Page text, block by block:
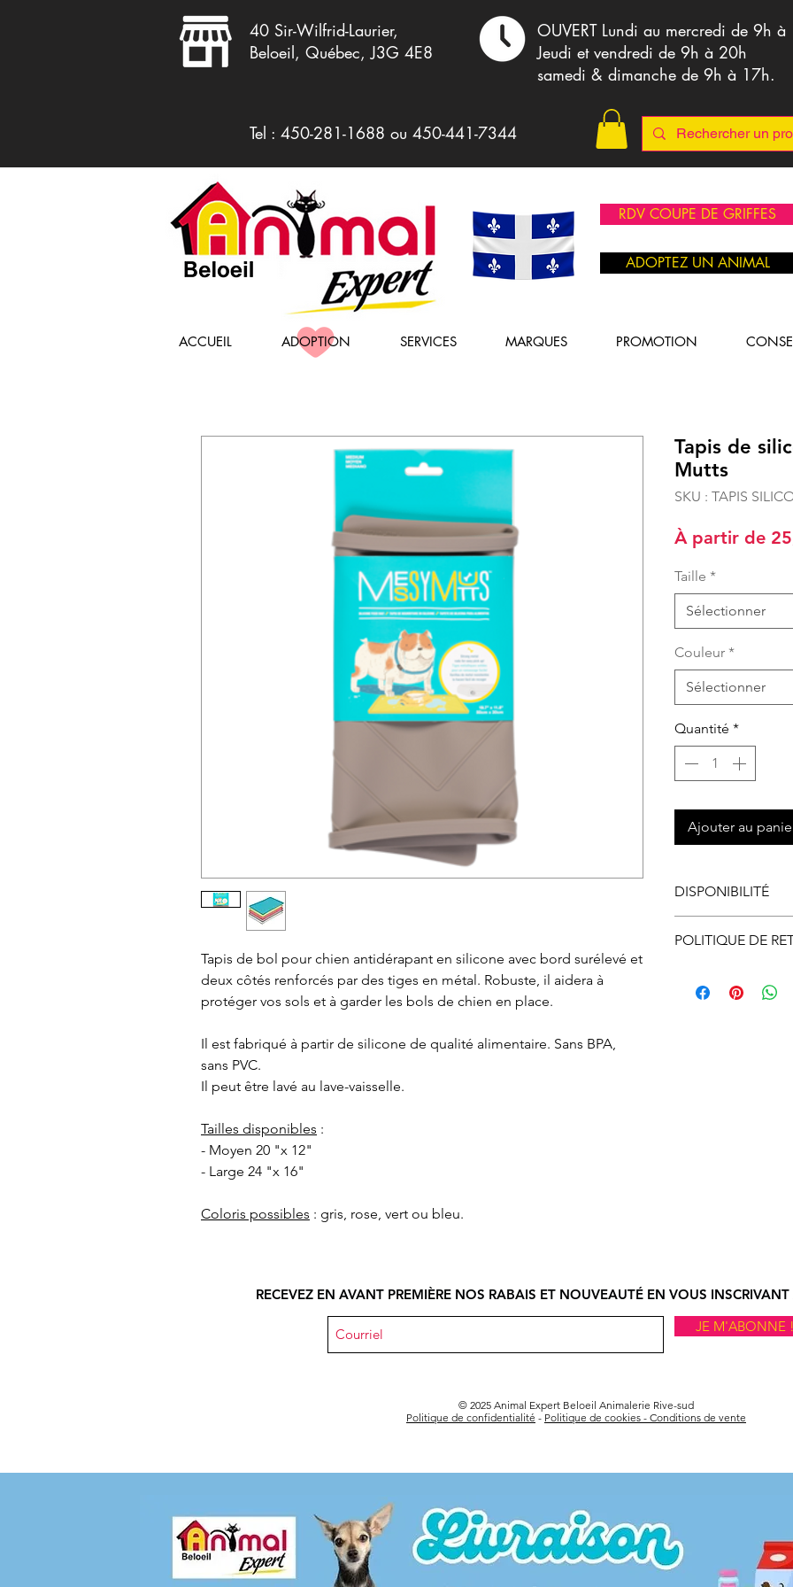
40 Sir-Wilfrid-Laurier,
Beloeil, Québec, J3G 4E8
OUVERT Lundi au mercredi de 9h à
Jeudi et vendredi de 9h à 20h
samedi & dimanche de 9h à 17h.
Tel : 450-281-1688 ou 450-441-7344
RDV COUPE DE GRIFFES
ADOPTEZ UN ANIMAL
ACCUEIL ADOPTION SERVICES MARQUES PROMOTION
Tapis de bol pour chien antidérapant en silicone avec bord surélevé et
deux côtés renforcés par des tiges en métal. Robuste, il aidera à
protéger vos sols et à garder les bols de chien en place.
Il est fabriqué à partir de silicone de qualité alimentaire. Sans BPA,
sans PVC.
Il peut être lavé au lave-vaisselle.
Tailles disponibles :
- Moyen 20 "x 12"
- Large 24 "x 16"
Coloris possibles : gris, rose, vert ou bleu.
Tapis de
Mutts
SKU : TAPIS
À partir de
Taille *
Sélectionner
Couleur *
Sélectionner
Quantité *
Ajouter au
DISPONIBILITÉ
ligne doit se faire
POLITIQUE DE
ne vous convient
RECEVEZ EN AVANT PREMIÈRE NOS RABAIS ET NOUVEAUTÉ EN VOUS
JE M'ABONNE !
© 2025 Animal Expert Beloeil Animalerie Rive-sud
Politique de confidentialité - Politique de cookies - Conditions de vente